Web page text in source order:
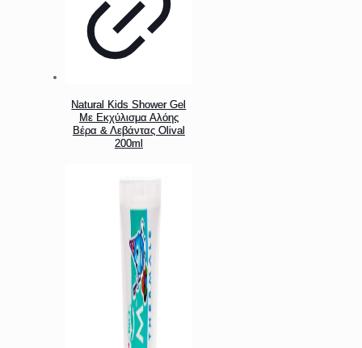
Natural Kids Shower Gel
Με Εκχύλισμα Αλόης
Βέρα & Λεβάντας Olival
200ml